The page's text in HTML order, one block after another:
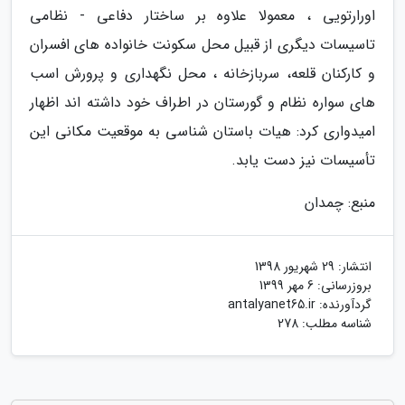
اورارتویی ، معمولا علاوه بر ساختار دفاعی - نظامی
تاسیسات دیگری از قبیل محل سکونت خانواده های افسران
و کارکنان قلعه، سربازخانه ، محل نگهداری و پرورش اسب
های سواره نظام و گورستان در اطراف خود داشته اند اظهار
امیدواری کرد: هیات باستان شناسی به موقعیت مکانی این
تأسیسات نیز دست یابد.
منبع: چمدان
انتشار: 29 شهریور 1398
بروزرسانی: 6 مهر 1399
گردآورنده: antalyanet65.ir
شناسه مطلب: 278